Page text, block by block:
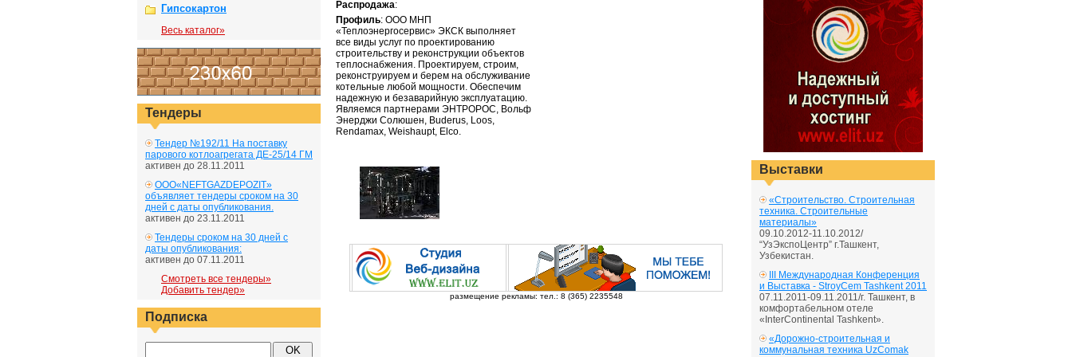
Гипсокартон
Весь каталог»
Тендеры
Тендер №192/11 На поставку
парового котлоагрегата ДЕ-25/14 ГМ
активен до 28.11.2011
ООО«NEFTGAZDEPOZIT»
объявляет тендеры сроком на 30
дней с даты опубликования.
активен до 23.11.2011
Тендеры сроком на 30 дней с
даты опубликования:
активен до 07.11.2011
Смотреть все тендеры»
Добавить тендер»
Подписка
Распродажа:
Профиль: ООО МНП
«Теплоэнергосервис» ЭКСК выполняет
все виды услуг по проектированию
строительству и реконструкции объектов
теплоснабжения. Проектируем, строим,
реконструируем и берем на обслуживание
котельные любой мощности. Обеспечим
надежную и безаварийную эксплуатацию.
Являемся партнерами ЭНТРОРОС, Вольф
Энерджи Солюшен, Buderus, Loos,
Rendamax, Weishaupt, Elco.
размещение рекламы: тел.: 8 (365) 2235548
Выставки
«Строительство. Строительная
техника. Строительные
материалы»
09.10.2012-11.10.2012/
“УзЭкспоЦентр” г.Ташкент,
Узбекистан.
III Международная Конференция
и Выставка - StroyCem Tashkent 2011
07.11.2011-09.11.2011/г. Ташкент, в
комфортабельном отеле
«InterContinental Tashkent».
«Дорожно-строительная и
коммунальная техника UzComak